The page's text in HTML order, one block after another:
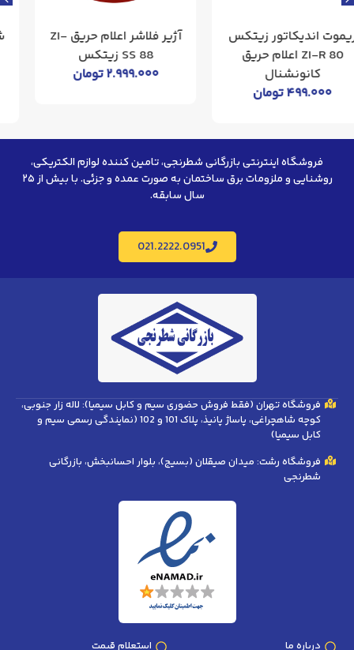
SS 88 زیتکس
۲.۹۹۹.۰۰۰
شستی اعلام حریق ZI-CP
86 زیتکس اعلام حریق
کانونشنال
فروشگاه اینترنتی بازرگانی شطرنجی، تامین کننده لوازم الکتریکی،
روشنایی و ملزومات برق ساختمان به صورت عمده و جزئی. با بیش از ۲۵
سال سابقه.
021.2222.0951
فروشگاه تهران (فقط فروش حضوری سیم و کابل سیمیا): لاله زار جنوبی،
کوچه شاهچراغی، پاساژ پانیذ، پلاک 101 و 102 (نمایندگی رسمی سیم و
کابل سیمیا)
فروشگاه رشت: میدان صیقلان (بسیج)، بلوار احسانبخش، بازرگانی
شطرنجی
درباره ما استعلام قیمت